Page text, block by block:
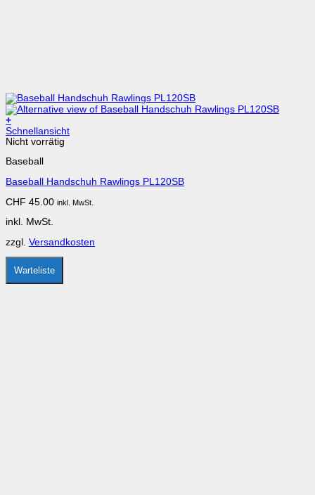
+
Dieses
Produkt
mehrere
auf.
Optionen
auf
Produktseite
gewählt
werden
Schnellansicht
Nicht vorrätig
Baseball
Baseball Handschuh Rawlings PL120SB
CHF 45.00 inkl. MwSt.
inkl. MwSt.
zzgl. Versandkosten
Warteliste